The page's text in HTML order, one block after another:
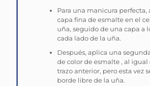
Para una manicura perfecta,
capa fina de esmalte en el
uña, seguido de una capa a
cada lado de la uña.
Después, aplica una
de color de esmalte , al igual
trazo anterior, pero esta vez
borde libre de la uña.